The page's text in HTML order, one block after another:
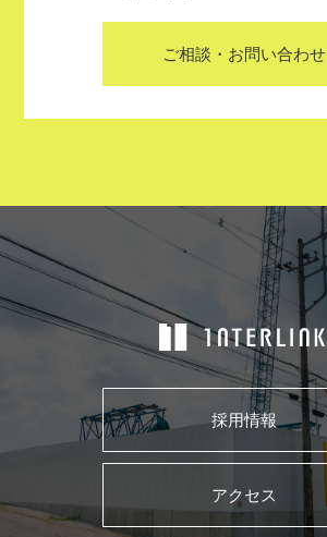
ご相談・お問い合わせ
採用情報
アクセス